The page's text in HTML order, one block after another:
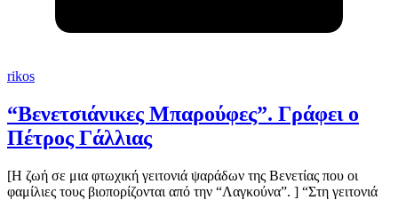
rikos
“Βενετσιάνικες Μπαρούφες”. Γράφει ο
Πέτρος Γάλλιας
[Η ζωή σε μια φτωχική γειτονιά ψαράδων της Βενετίας που οι
φαμίλιες τους βιοπορίζονται από την “Λαγκούνα”. ] “Στη γειτονιά